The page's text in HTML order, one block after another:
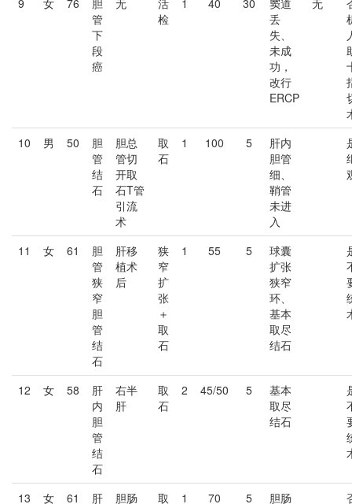
管
下
段
癌
检
丢
失、
未成
功，
改行
ERCP
10
男 50
胆
管
结
石
胆总
管切
开取
石T管
引流
术
取
石
1 100 5
肝内
胆管
细、
鞘管
未进
入
11 女 61
胆
管
狭
窄
胆
管
结
石
肝移
植术
后
狭
窄
扩
张
＋
取
石
1 55 5
球囊
扩张
狭窄
环、
基本
取尽
结石
12 女 58
肝
内
胆
管
结
石
右半
肝
取
石
2 45/50 5
基本
取尽
结石
13 女 61
肝
胆肠
取
1 70 5
胆肠